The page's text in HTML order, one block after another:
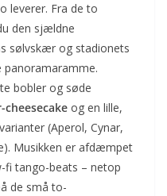
leverer. Fra de to
den sjældne
sølvskær og stadionets
panoramaramme.
bobler og søde
cheesecake og en lille,
(Aperol, Cynar,
Musikken er afdæmpet
fi tango-beats – netop
de små to-